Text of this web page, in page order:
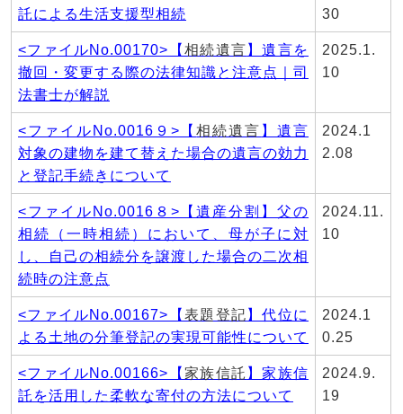
託による生活支援型相続
30
<ファイルNo.00170>【 相続遺言 】遺言を
撤回・変更する際の法律知識と注意点｜司
法書士が解説
2025.1.
10
<ファイルNo.0016９>【相続遺言 】遺言
対象の建物を建て替えた場合の遺言の効力
と登記手続きについて
2024.1
2.08
<ファイルNo.0016８>【遺産分割】父の
相続（一時相続）において、母が子に対
し、自己の相続分を譲渡した場合の二次相
続時の注意点
2024.11.
10
<ファイルNo.00167>【 表題登記 】代位に
よる土地の分筆登記の実現可能性について
2024.1
0.25
<ファイルNo.00166>【 家族信託 】家族信
託を活用した柔軟な寄付の方法について
2024.9.
19